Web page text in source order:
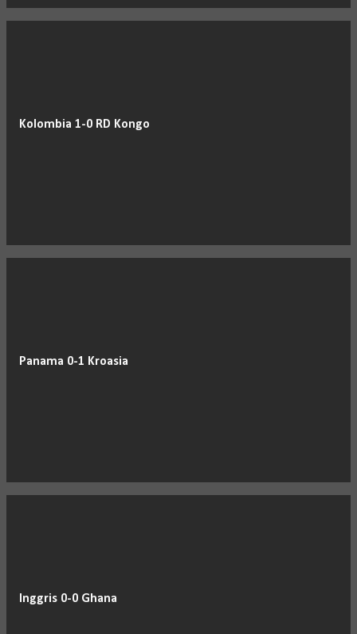
Kolombia 1-0 RD Kongo
Panama 0-1 Kroasia
Inggris 0-0 Ghana